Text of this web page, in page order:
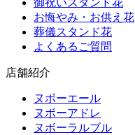
お悔やみ・お供え花
葬儀スタンド花
よくあるご質問
店舗紹介
ヌボーエール
ヌボーアドレ
ヌボーラルブル